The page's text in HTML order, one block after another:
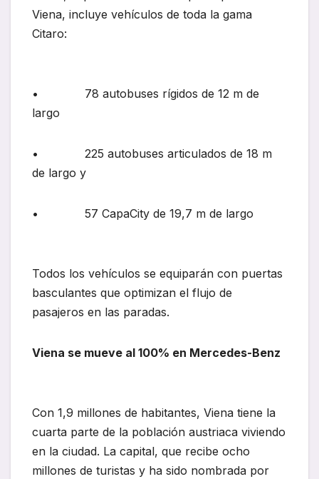
Viena, incluye vehículos de toda la gama
Citaro:
• 78 autobuses rígidos de 12 m de
largo
• 225 autobuses articulados de 18 m
de largo y
• 57 CapaCity de 19,7 m de largo
Todos los vehículos se equiparán con puertas
basculantes que optimizan el flujo de
pasajeros en las paradas.
Viena se mueve al 100% en Mercedes-Benz
Con 1,9 millones de habitantes, Viena tiene la
cuarta parte de la población austriaca viviendo
en la ciudad. La capital, que recibe ocho
millones de turistas y ha sido nombrada por